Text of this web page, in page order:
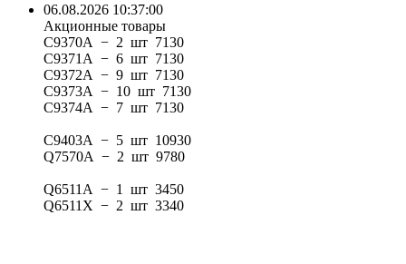
06.08.2026 10:37:00
Акционные товары
C9370A − 2 шт 7130
C9371A − 6 шт 7130
C9372A − 9 шт 7130
C9373A − 10 шт 7130
C9374A − 7 шт 7130
C9403A − 5 шт 10930
Q7570A − 2 шт 9780
Q6511A − 1 шт 3450
Q6511X − 2 шт 3340